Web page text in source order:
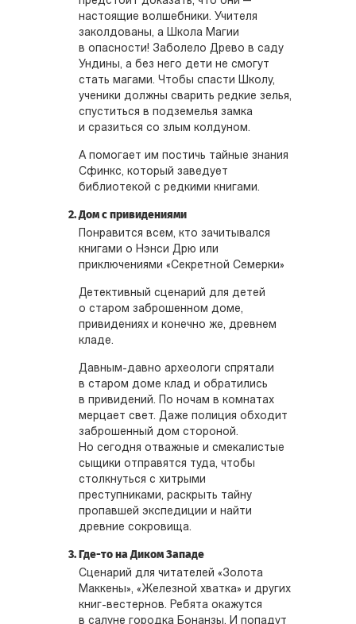
настоящие волшебники. Учителя
заколдованы, а Школа Магии
в опасности! Заболело Древо в саду
Ундины, а без него дети не смогут
стать магами. Чтобы спасти Школу,
ученики должны сварить редкие зелья,
спуститься в подземелья замка
и сразиться со злым колдуном.
А помогает им постичь тайные знания
Сфинкс, который заведует
библиотекой с редкими книгами.
Дом с привидениями
Понравится всем, кто зачитывался
книгами о Нэнси Дрю или
приключениями «Секретной Семерки»
Детективный сценарий для детей
о старом заброшенном доме,
привидениях и конечно же, древнем
кладе.
Давным-давно археологи спрятали
в старом доме клад и обратились
в привидений. По ночам в комнатах
мерцает свет. Даже полиция обходит
заброшенный дом стороной.
Но сегодня отважные и смекалистые
сыщики отправятся туда, чтобы
столкнуться с хитрыми
преступниками, раскрыть тайну
пропавшей экспедиции и найти
древние сокровища.
Где-то на Диком Западе
Сценарий для читателей «Золота
Маккены», «Железной хватка» и других
книг-вестернов. Ребята окажутся
в салуне городка Бонанзы. И попадут